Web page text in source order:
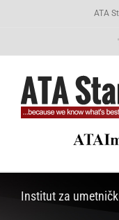
ATA
Institut za